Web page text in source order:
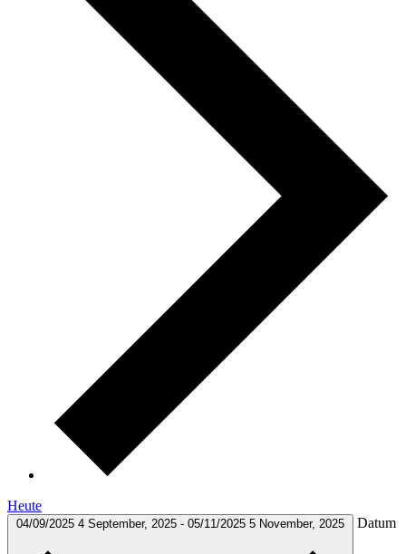
Heute
04/09/2025 4 September, 2025 - 05/11/2025 5 November, 2025 Datum